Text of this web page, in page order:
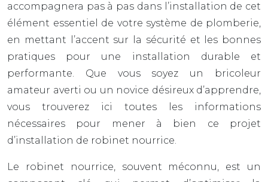
accompagnera pas à pas dans l’installation de cet
élément essentiel de votre système de plomberie,
en mettant l’accent sur la sécurité et les bonnes
pratiques pour une installation durable et
performante. Que vous soyez un bricoleur
amateur averti ou un novice désireux d’apprendre,
vous trouverez ici toutes les informations
nécessaires pour mener à bien ce projet
d’installation de robinet nourrice.
Le robinet nourrice, souvent méconnu, est un